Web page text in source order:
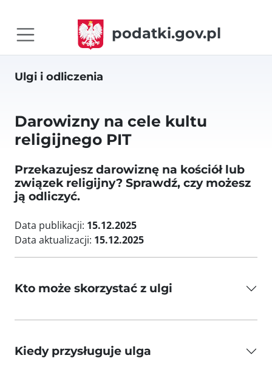
podatki.gov.pl
Ulgi i odliczenia
Darowizny na cele kultu
religijnego PIT
Przekazujesz darowiznę na kościół lub
związek religijny? Sprawdź, czy możesz
ją odliczyć.
Data publikacji: 15.12.2025
Data aktualizacji: 15.12.2025
Kto może skorzystać z ulgi
Kiedy przysługuje ulga